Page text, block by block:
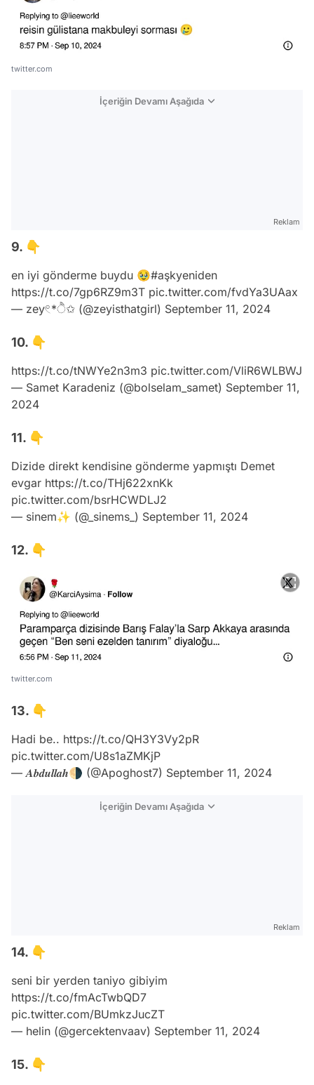
twitter.com
İçeriğin Devamı Aşağıda
Reklam
9. 👇
en iyi gönderme buydu 🥹#aşkyeniden
https://t.co/7gp6RZ9m3T pic.twitter.com/fvdYa3UAax
— zey𓏲*ੈ✩ (@zeyisthatgirl) September 11, 2024
10. 👇
https://t.co/tNWYe2n3m3 pic.twitter.com/VliR6WLBWJ
— Samet Karadeniz (@bolselam_samet) September 11,
2024
11. 👇
Dizide direkt kendisine gönderme yapmıştı Demet
evgar https://t.co/THj622xnKk
pic.twitter.com/bsrHCWDLJ2
— sinem✨ (@_sinems_) September 11, 2024
12. 👇
twitter.com
13. 👇
Hadi be.. https://t.co/QH3Y3Vy2pR
pic.twitter.com/U8s1aZMKjP
— 𝑨𝒃𝒅𝒖𝒍𝒍𝒂𝒉🌗 (@Apoghost7) September 11, 2024
İçeriğin Devamı Aşağıda
Reklam
14. 👇
seni bir yerden taniyo gibiyim
https://t.co/fmAcTwbQD7
pic.twitter.com/BUmkzJucZT
— helin (@gercektenvaav) September 11, 2024
15. 👇